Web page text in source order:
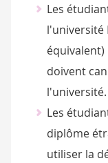
Les
l'université
doivent
l'université.
Les
diplôme
utiliser la